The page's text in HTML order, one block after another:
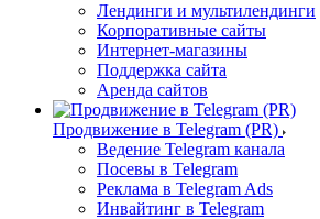
Лендинги и мультилендинги
Корпоративные сайты
Интернет-магазины
Поддержка сайта
Аренда сайтов
Продвижение в Telegram (PR)
Ведение Telegram канала
Посевы в Telegram
Реклама в Telegram Ads
Инвайтинг в Telegram